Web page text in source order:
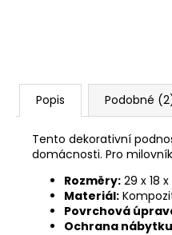
Popis Podobné
Tento dekorativní
domácnosti. Pro
Rozměry: 29 x 18
Materiál:
Povrchová
Ochrana